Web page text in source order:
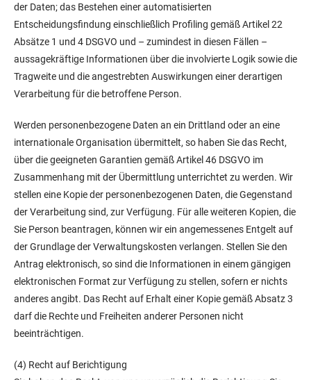
der Daten; das Bestehen einer automatisierten
Entscheidungsfindung einschließlich Profiling gemäß Artikel 22
Absätze 1 und 4 DSGVO und – zumindest in diesen Fällen –
aussagekräftige Informationen über die involvierte Logik sowie die
Tragweite und die angestrebten Auswirkungen einer derartigen
Verarbeitung für die betroffene Person.
Werden personenbezogene Daten an ein Drittland oder an eine
internationale Organisation übermittelt, so haben Sie das Recht,
über die geeigneten Garantien gemäß Artikel 46 DSGVO im
Zusammenhang mit der Übermittlung unterrichtet zu werden. Wir
stellen eine Kopie der personenbezogenen Daten, die Gegenstand
der Verarbeitung sind, zur Verfügung. Für alle weiteren Kopien, die
Sie Person beantragen, können wir ein angemessenes Entgelt auf
der Grundlage der Verwaltungskosten verlangen. Stellen Sie den
Antrag elektronisch, so sind die Informationen in einem gängigen
elektronischen Format zur Verfügung zu stellen, sofern er nichts
anderes angibt. Das Recht auf Erhalt einer Kopie gemäß Absatz 3
darf die Rechte und Freiheiten anderer Personen nicht
beeinträchtigen.
(4) Recht auf Berichtigung